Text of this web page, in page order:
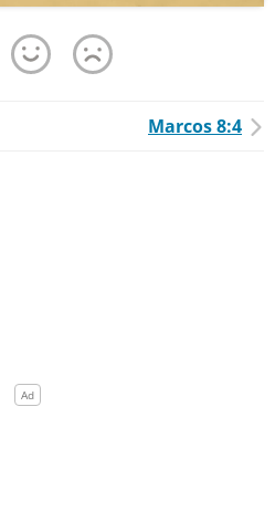
Marcos 8:4